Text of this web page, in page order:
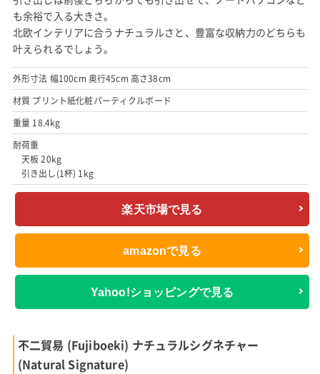
も余裕で入る大きさ。
北欧インテリアに合うナチュラルさと、豊富な収納力のどちらも
叶えられるでしょう。
外形寸法 幅100cm 奥行45cm 高さ38cm
材質 プリント紙化粧パーティクルボード
重量 18.4kg
耐荷重
天板 20kg
引き出し(1杯) 1kg
楽天市場で見る
amazonで見る
Yahoo!ショッピングで見る
不二貿易 (Fujiboeki) ナチュラルシグネチャー
(Natural Signature)